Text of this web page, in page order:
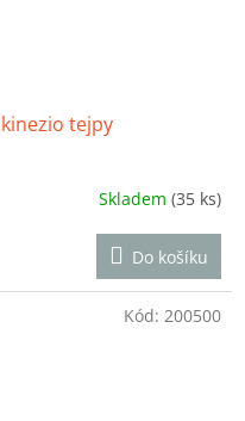
tejpy
Skladem(35 ks)
Do košíku
Kód: 200500